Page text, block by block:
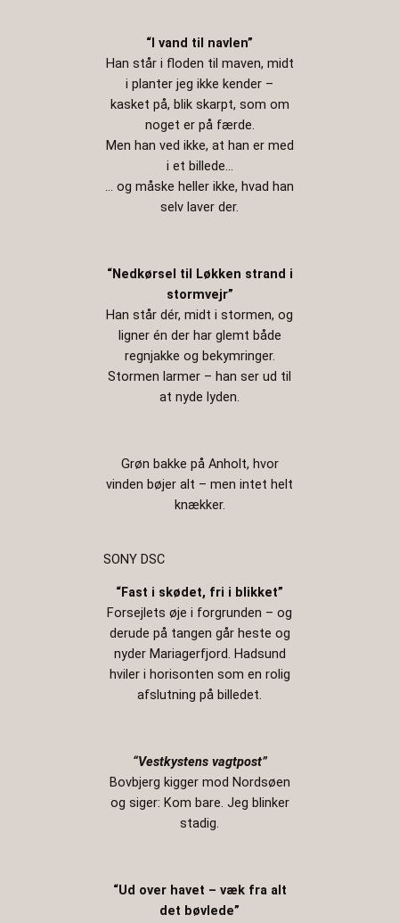
“I vand til navlen”
Han står i floden til maven, midt
i planter jeg ikke kender –
kasket på, blik skarpt, som om
noget er på færde.
Men han ved ikke, at han er med
i et billede…
… og måske heller ikke, hvad han
selv laver der.
“Nedkørsel til Løkken strand i
stormvejr”
Han står dér, midt i stormen, og
ligner én der har glemt både
regnjakke og bekymringer.
Stormen larmer – han ser ud til
at nyde lyden.
Grøn bakke på Anholt, hvor
vinden bøjer alt – men intet helt
knækker.
SONY DSC
“Fast i skødet, fri i blikket”
Forsejlets øje i forgrunden – og
derude på tangen går heste og
nyder Mariagerfjord. Hadsund
hviler i horisonten som en rolig
afslutning på billedet.
“Vestkystens vagtpost”
Bovbjerg kigger mod Nordsøen
og siger: Kom bare. Jeg blinker
stadig.
“Ud over havet – væk fra alt
det bøvlede”